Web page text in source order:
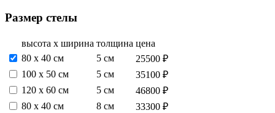
Размер стелы
высота х ширина толщина цена
80 х 40 см
5 см
25500 ₽
100 х 50 см
5 см
35100 ₽
120 х 60 см
5 см
46800 ₽
80 х 40 см
8 см
33300 ₽